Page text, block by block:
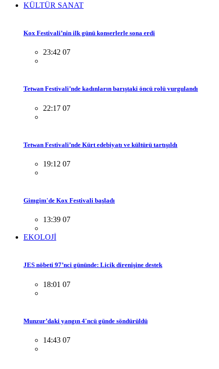
KÜLTÜR SANAT
Kox Festivali’nin ilk günü konserlerle sona erdi
23:42 07
Tetwan Festivali’nde kadınların barıştaki öncü rolü vurgulandı
22:17 07
Tetwan Festivali’nde Kürt edebiyatı ve kültürü tartışıldı
19:12 07
Gimgim'de Kox Festivali başladı
13:39 07
EKOLOJİ
JES nöbeti 97’nci gününde: Licik direnişine destek
18:01 07
Munzur’daki yangın 4'ncü günde söndürüldü
14:43 07